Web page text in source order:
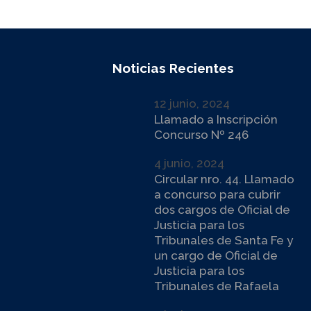
Noticias Recientes
12 junio, 2024
Llamado a Inscripción
Concurso Nº 246
4 junio, 2024
Circular nro. 44. Llamado
a concurso para cubrir
dos cargos de Oficial de
Justicia para los
Tribunales de Santa Fe y
un cargo de Oficial de
Justicia para los
Tribunales de Rafaela